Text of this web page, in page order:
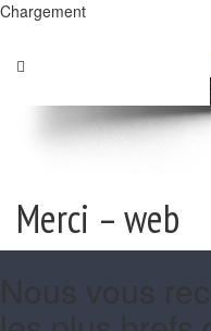
Chargement
Merci – web
Nous vous